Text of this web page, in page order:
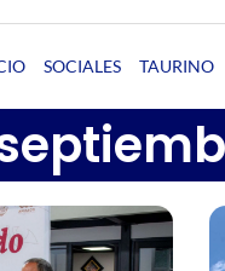
SOCIALES TAURINO